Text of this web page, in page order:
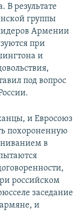
В результате
группы
Армении
при
и
под вопрос
и Евросоюз
похороненную
в
российском
заседание
и